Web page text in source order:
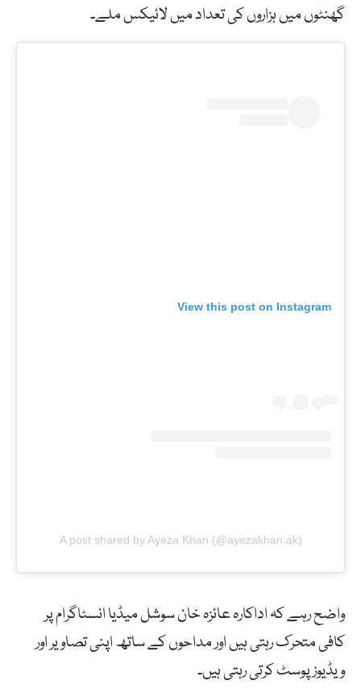
گھنٹوں میں ہزاروں کی تعداد میں لائیکس ملے۔
View this post on Instagram
A post shared by Ayeza Khan (@ayezakhan.ak)
واضح رہے کہ اداکارہ عائزہ خان سوشل میڈیا انسٹاگرام پر
کافی متحرک رہتی ہیں اور مداحوں کے ساتھ اپنی تصاویر اور
ویڈیوز پوسٹ کرتی رہتی ہیں۔